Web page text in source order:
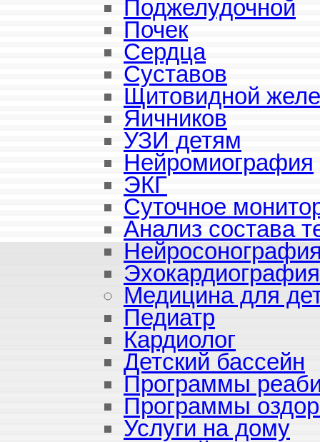
Поджелудочной
Почек
Сердца
Суставов
Щитовидной
Яичников
УЗИ детям
Нейромиография
ЭКГ
Суточное
Анализ состава
Медицина для
Педиатр
Кардиолог
Детский бассейн
Программы
Программы
Услуги на дому